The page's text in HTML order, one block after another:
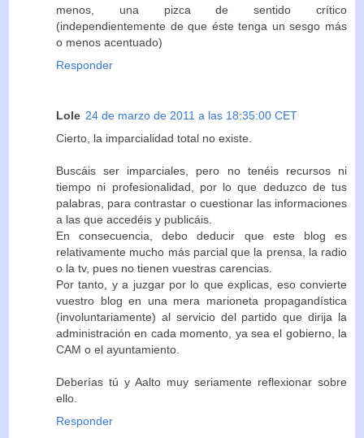
menos, una pizca de sentido crítico
(independientemente de que éste tenga un sesgo más
o menos acentuado)
Responder
Lole 24 de marzo de 2011 a las 18:35:00 CET
Cierto, la imparcialidad total no existe.
Buscáis ser imparciales, pero no tenéis recursos ni
tiempo ni profesionalidad, por lo que deduzco de tus
palabras, para contrastar o cuestionar las informaciones
a las que accedéis y publicáis.
En consecuencia, debo deducir que este blog es
relativamente mucho más parcial que la prensa, la radio
o la tv, pues no tienen vuestras carencias.
Por tanto, y a juzgar por lo que explicas, eso convierte
vuestro blog en una mera marioneta propagandística
(involuntariamente) al servicio del partido que dirija la
administración en cada momento, ya sea el gobierno, la
CAM o el ayuntamiento.
Deberías tú y Aalto muy seriamente reflexionar sobre
ello.
Responder